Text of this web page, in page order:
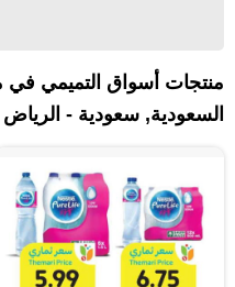
منتجات أسواق التميمي في
السعودية, سعودية - الرياض